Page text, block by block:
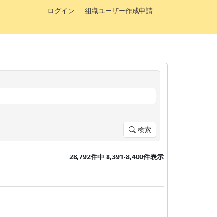
ログイン
組織ユーザー作成申請
検索
28,792件中 8,391-8,400件表示